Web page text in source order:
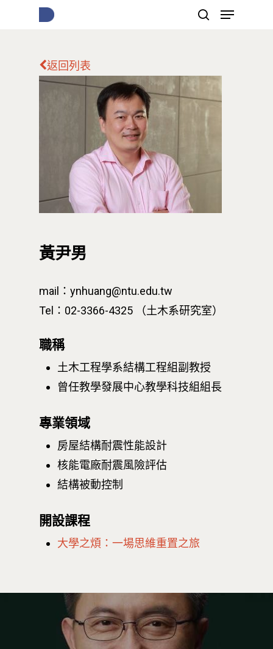
按下Enter開始搜尋，或Esc關閉跳窗
返回列表
黃尹男
mail：ynhuang@ntu.edu.tw
Tel：02-3366-4325 （土木系研究室）
職稱
土木工程學系結構工程組副教授
曾任教學發展中心教學科技組組長
專業領域
房屋結構耐震性能設計
核能電廠耐震風險評估
結構被動控制
開設課程
大學之煩：一場思維重置之旅